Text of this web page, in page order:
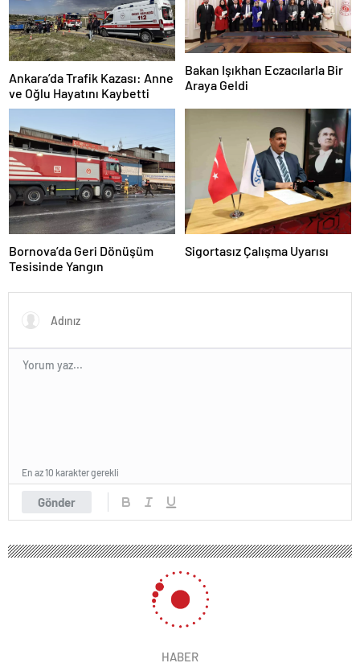
Ankara’da Trafik Kazası: Anne
ve Oğlu Hayatını Kaybetti
Bakan Işıkhan Eczacılarla Bir
Araya Geldi
Bornova’da Geri Dönüşüm
Tesisinde Yangın
Sigortasız Çalışma Uyarısı
Gönder
En az 10 karakter gerekli